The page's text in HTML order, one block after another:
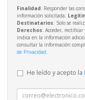
Finalidad: Responder las
información solicitada;
Destinatarios: Solo se
Derechos: Acceder,
indica en la información
consultar la información
de Privacidad.
He leído y acepto la